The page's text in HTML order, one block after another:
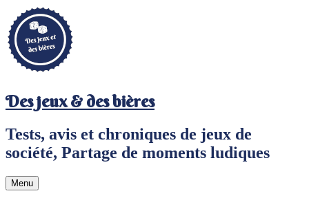
Aller
au
contenu
principal
Des jeux & des bières
Tests, avis et chroniques de jeux de
société, Partage de moments ludiques
Menu